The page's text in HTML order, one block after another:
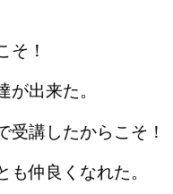
そ！
出来た。
講したからこそ！
仲良くなれた。